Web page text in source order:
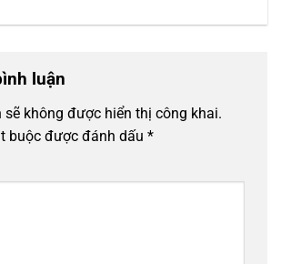
luận
sẽ không được hiển thị công khai.
buộc được đánh dấu *